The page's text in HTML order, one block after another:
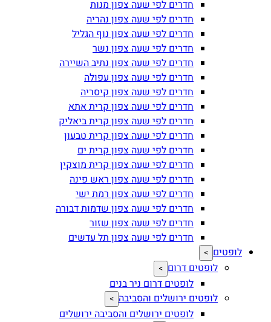
חדרים לפי שעה צפון מנות
חדרים לפי שעה צפון נהריה
חדרים לפי שעה צפון נוף הגליל
חדרים לפי שעה צפון נשר
חדרים לפי שעה צפון נתיב השיירה
חדרים לפי שעה צפון עפולה
חדרים לפי שעה צפון קיסריה
חדרים לפי שעה צפון קרית אתא
חדרים לפי שעה צפון קרית ביאליק
חדרים לפי שעה צפון קרית טבעון
חדרים לפי שעה צפון קרית ים
חדרים לפי שעה צפון קרית מוצקין
חדרים לפי שעה צפון ראש פינה
חדרים לפי שעה צפון רמת ישי
חדרים לפי שעה צפון שדמות דבורה
חדרים לפי שעה צפון שזור
חדרים לפי שעה צפון תל עדשים
לופטים >
לופטים דרום >
לופטים דרום ניר בנים
לופטים ירושלים והסביבה >
לופטים ירושלים והסביבה ירושלים